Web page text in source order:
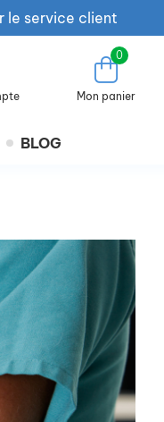
le service client
0
Mon panier
BLOG